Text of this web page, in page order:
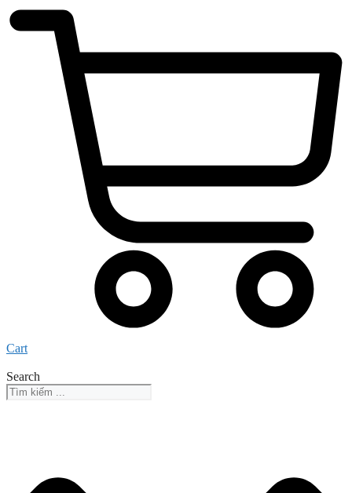
Cart
Search